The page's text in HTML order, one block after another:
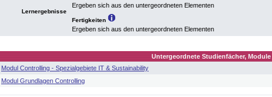
Lernergebnisse
Ergeben sich aus den untergeordneten Elementen
Fertigkeiten
Ergeben sich aus den untergeordneten Elementen
Untergeordnete Studienfächer,
Modul Controlling - Spezialgebiete IT & Sustainability
Modul Grundlagen Controlling